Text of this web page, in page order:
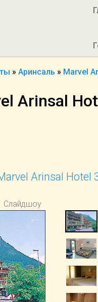
» Аринсаль » Marvel
Arinsal
Arinsal Hotel
Слайдшоу